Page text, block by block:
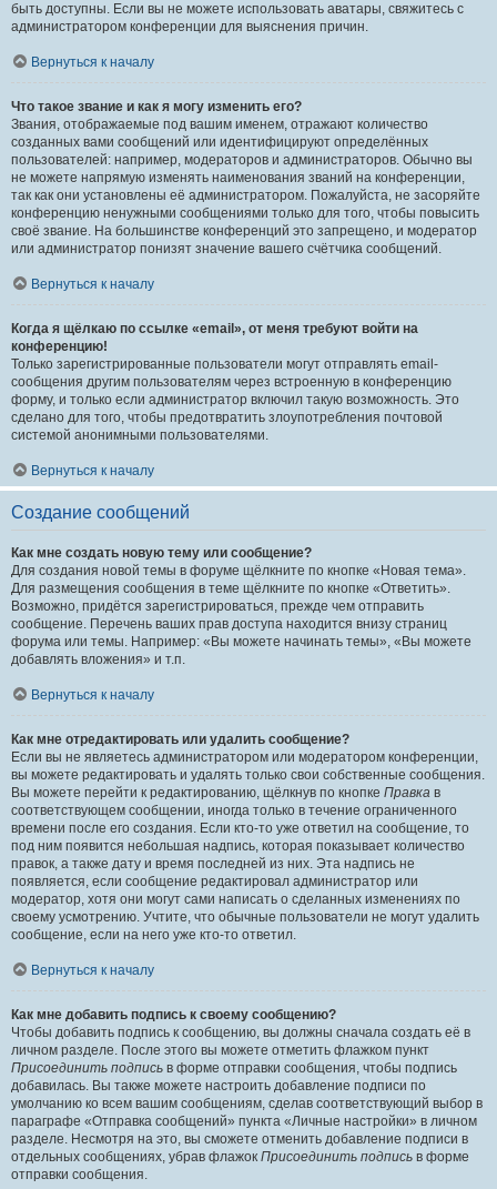
быть доступны. Если вы не можете использовать аватары, свяжитесь с
администратором конференции для выяснения причин.
Вернуться к началу
Что такое звание и как я могу изменить его?
Звания, отображаемые под вашим именем, отражают количество
созданных вами сообщений или идентифицируют определённых
пользователей: например, модераторов и администраторов. Обычно вы
не можете напрямую изменять наименования званий на конференции,
так как они установлены её администратором. Пожалуйста, не засоряйте
конференцию ненужными сообщениями только для того, чтобы повысить
своё звание. На большинстве конференций это запрещено, и модератор
или администратор понизят значение вашего счётчика сообщений.
Вернуться к началу
Когда я щёлкаю по ссылке «email», от меня требуют войти на
конференцию!
Только зарегистрированные пользователи могут отправлять email-
сообщения другим пользователям через встроенную в конференцию
форму, и только если администратор включил такую возможность. Это
сделано для того, чтобы предотвратить злоупотребления почтовой
системой анонимными пользователями.
Вернуться к началу
Создание сообщений
Как мне создать новую тему или сообщение?
Для создания новой темы в форуме щёлкните по кнопке «Новая тема».
Для размещения сообщения в теме щёлкните по кнопке «Ответить».
Возможно, придётся зарегистрироваться, прежде чем отправить
сообщение. Перечень ваших прав доступа находится внизу страниц
форума или темы. Например: «Вы можете начинать темы», «Вы можете
добавлять вложения» и т.п.
Вернуться к началу
Как мне отредактировать или удалить сообщение?
Если вы не являетесь администратором или модератором конференции,
вы можете редактировать и удалять только свои собственные сообщения.
Вы можете перейти к редактированию, щёлкнув по кнопке Правка в
соответствующем сообщении, иногда только в течение ограниченного
времени после его создания. Если кто-то уже ответил на сообщение, то
под ним появится небольшая надпись, которая показывает количество
правок, а также дату и время последней из них. Эта надпись не
появляется, если сообщение редактировал администратор или
модератор, хотя они могут сами написать о сделанных изменениях по
своему усмотрению. Учтите, что обычные пользователи не могут удалить
сообщение, если на него уже кто-то ответил.
Вернуться к началу
Как мне добавить подпись к своему сообщению?
Чтобы добавить подпись к сообщению, вы должны сначала создать её в
личном разделе. После этого вы можете отметить флажком пункт
Присоединить подпись в форме отправки сообщения, чтобы подпись
добавилась. Вы также можете настроить добавление подписи по
умолчанию ко всем вашим сообщениям, сделав соответствующий выбор в
параграфе «Отправка сообщений» пункта «Личные настройки» в личном
разделе. Несмотря на это, вы сможете отменить добавление подписи в
отдельных сообщениях, убрав флажок Присоединить подпись в форме
отправки сообщения.